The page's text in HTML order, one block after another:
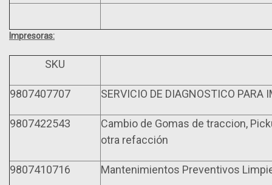
Impresoras:
SKU
9807407707 SERVICIO DE DIAGNOSTICO PARA
9807422543
Cambio de Gomas de traccion,
otra refacción
9807410716 Mantenimientos Preventivos